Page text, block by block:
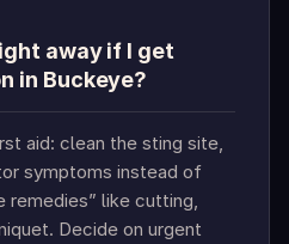
away if I get
in Buckeye?
aid: clean the sting site,
symptoms instead of
remedies” like cutting,
Decide on urgent